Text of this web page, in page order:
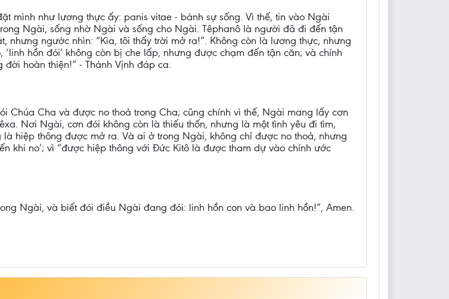
mình như lương thực ấy: panis vitae - bánh sự sống. Vì thế, tin vào Ngài
Ngài, sống nhờ Ngài và sống cho Ngài. Têphanô là người đã đi đến tận
nhưng ngước nhìn: “Kìa, tôi thấy trời mở ra!”. Không còn là lương thực, nhưng
hồn đói’ không còn bị che lấp, nhưng được chạm đến tận căn; và chính
hoàn thiện!” - Thánh Vịnh đáp ca.
Chúa Cha và được no thoả trong Cha; cũng chính vì thế, Ngài mang lấy cơn
Nơi Ngài, cơn đói không còn là thiếu thốn, nhưng là một tình yêu đi tìm,
hiệp thông được mở ra. Và ai ở trong Ngài, không chỉ được no thoả, nhưng
khi no’; vì “được hiệp thông với Đức Kitô là được tham dự vào chính ước
Ngài, và biết đói điều Ngài đang đói: linh hồn con và bao linh hồn!”, Amen.